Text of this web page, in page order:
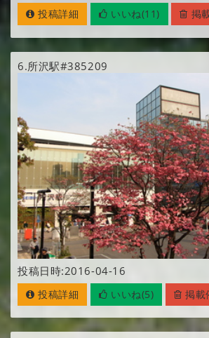
投稿詳細 いいね(11) 掲
6.所沢駅#385209
投稿日時:2016-04-16
投稿詳細 いいね(5) 掲載